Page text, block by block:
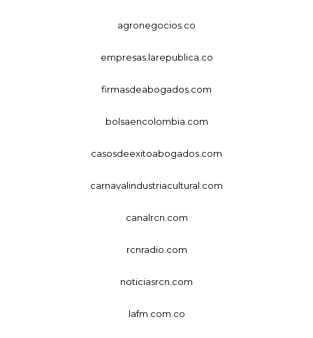
agronegocios.co
empresas.larepublica.co
firmasdeabogados.com
bolsaencolombia.com
casosdeexitoabogados.com
carnavalindustriacultural.com
canalrcn.com
rcnradio.com
noticiasrcn.com
lafm.com.co